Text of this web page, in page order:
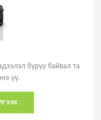
буруу байвал та
үү.